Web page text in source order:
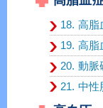
18. 高脂
19. 高脂
20. 動脈
21. 中